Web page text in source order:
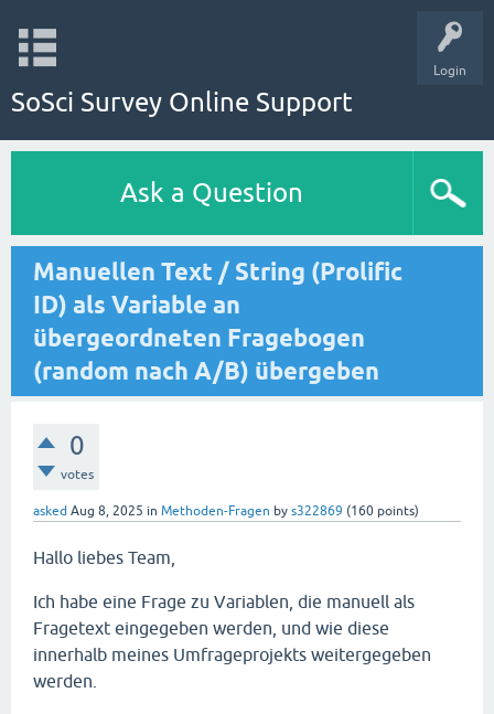
Login
SoSci Survey Online Support
Ask a Question
Manuellen Text / String (Prolific
ID) als Variable an
übergeordneten Fragebogen
(random nach A/B) übergeben
0
votes
asked Aug 8, 2025 in Methoden-Fragen by s322869 (160 points)
Hallo liebes Team,
Ich habe eine Frage zu Variablen, die manuell als
Fragetext eingegeben werden, und wie diese
innerhalb meines Umfrageprojekts weitergegeben
werden.